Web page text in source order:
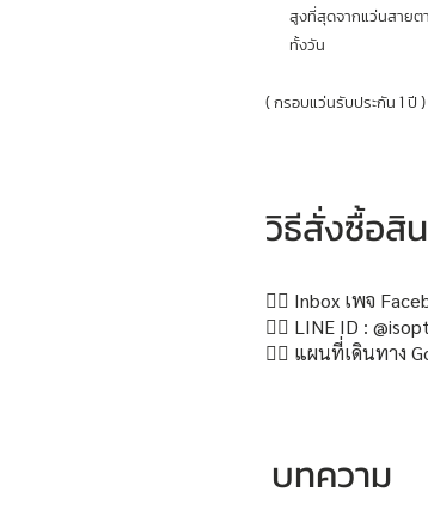
สูงที่สุดจากแว่นสายต
ทั้งวัน
( กรอบแว่นรับประกัน 1 ปี )
วิธีสั่งซื้อสิ
👉🏻 Inbox เพจ
👉🏻 LINE ID :
👉🏻 แผนที่เดินทาง
บทความ